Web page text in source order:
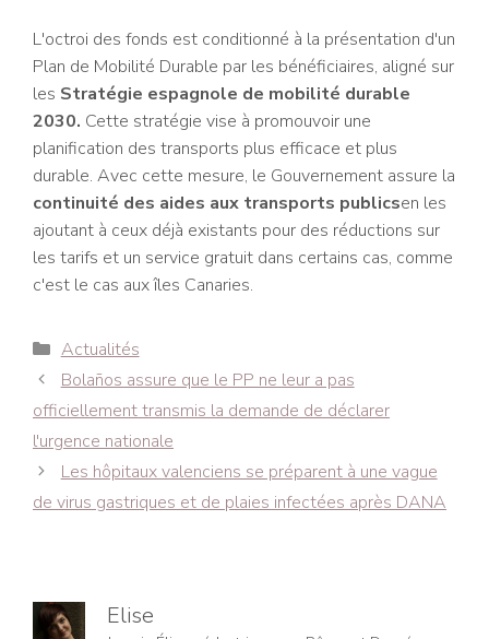
L'octroi des fonds est conditionné à la présentation d'un
Plan de Mobilité Durable par les bénéficiaires, aligné sur
les Stratégie espagnole de mobilité durable
2030. Cette stratégie vise à promouvoir une
planification des transports plus efficace et plus
durable. Avec cette mesure, le Gouvernement assure la
continuité des aides aux transports publicsen les
ajoutant à ceux déjà existants pour des réductions sur
les tarifs et un service gratuit dans certains cas, comme
c'est le cas aux îles Canaries.
Catégories
Actualités
Navigation
des
articles
Bolaños assure que le PP ne leur a pas
officiellement transmis la demande de déclarer
l'urgence nationale
Les hôpitaux valenciens se préparent à une vague
de virus gastriques et de plaies infectées après DANA
Elise